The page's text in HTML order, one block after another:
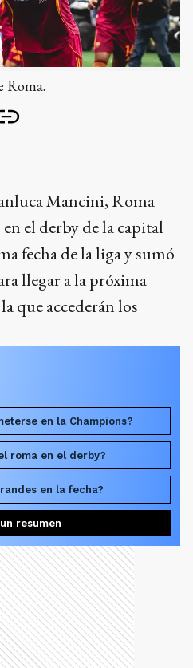
Roma.
Mancini, Roma
el derby de la capital
fecha de la liga y sumó
llegar a la próxima
que accederán los
en la Champions?
roma en el derby?
en la fecha?
resumen